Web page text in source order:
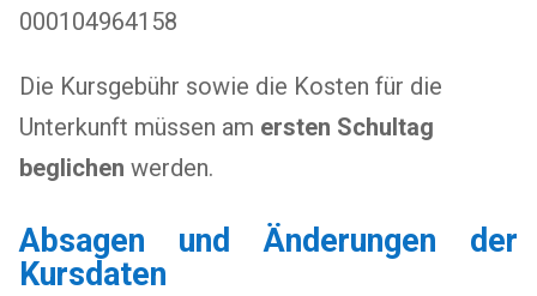
000104964158
Die Kursgebühr sowie die Kosten für die
Unterkunft müssen am ersten Schultag
beglichen werden.
Absagen und Änderungen der
Kursdaten